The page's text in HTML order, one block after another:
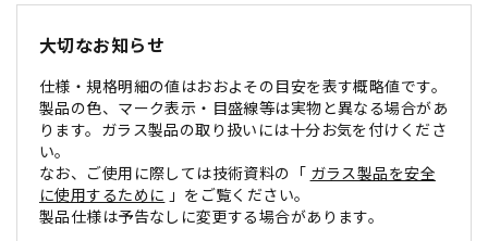
大切なお知らせ
仕様・規格明細の値はおおよその目安を表す概略値です。
製品の色、マーク表示・目盛線等は実物と異なる場合があ
ります。ガラス製品の取り扱いには十分お気を付けくださ
い。
なお、ご使用に際しては技術資料の「 ガラス製品を安全
に使用するために 」をご覧ください。
製品仕様は予告なしに変更する場合があります。